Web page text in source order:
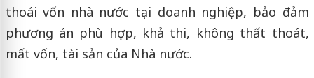
thoái vốn nhà nước tại doanh nghiệp, bảo đảm
phương án phù hợp, khả thi, không thất thoát,
mất vốn, tài sản của Nhà nước.